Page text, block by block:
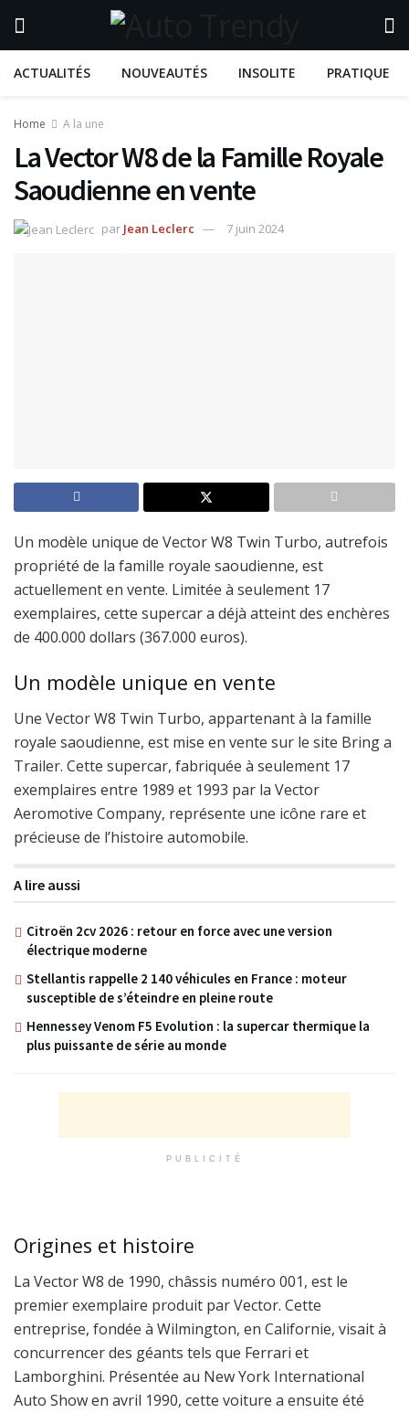
ACTUALITÉS NOUVEAUTÉS INSOLITE PRATIQUE
Home A la une
La Vector W8 de la Famille Royale
Saoudienne en vente
par Jean Leclerc 7 juin 2024
Un modèle unique de Vector W8 Twin Turbo, autrefois
propriété de la famille royale saoudienne, est
actuellement en vente. Limitée à seulement 17
exemplaires, cette supercar a déjà atteint des enchères
de 400.000 dollars (367.000 euros).
Un modèle unique en vente
Une Vector W8 Twin Turbo, appartenant à la famille
royale saoudienne, est mise en vente sur le site Bring a
Trailer. Cette supercar, fabriquée à seulement 17
exemplaires entre 1989 et 1993 par la Vector
Aeromotive Company, représente une icône rare et
précieuse de l’histoire automobile.
A lire aussi
Citroën 2cv 2026 : retour en force avec une version
électrique moderne
Stellantis rappelle 2 140 véhicules en France : moteur
susceptible de s’éteindre en pleine route
Hennessey Venom F5 Evolution : la supercar thermique la
plus puissante de série au monde
PUBLICITÉ
Origines et histoire
La Vector W8 de 1990, châssis numéro 001, est le
premier exemplaire produit par Vector. Cette
entreprise, fondée à Wilmington, en Californie, visait à
concurrencer des géants tels que Ferrari et
Lamborghini. Présentée au New York International
Auto Show en avril 1990, cette voiture a ensuite été